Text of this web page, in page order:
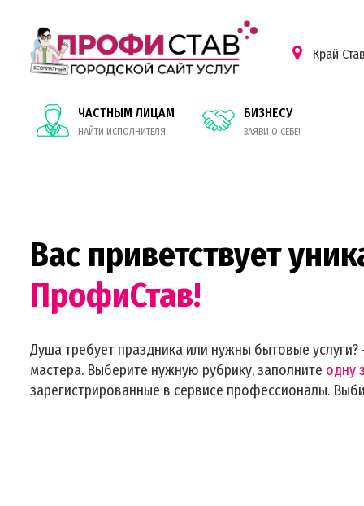
Край
ЧАСТНЫМ ЛИЦАМ
НАЙТИ ИСПОЛНИТЕЛЯ
БИЗНЕСУ
ЗАЯВИ О СЕБЕ!
Вас приветствует
ПрофиСтав!
Душа требует праздника или нужны бытовые
мастера. Выберите нужную рубрику, заполните одну
зарегистрированные в сервисе профессионалы.